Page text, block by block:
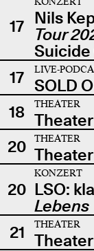
17 Nils
Tour
17
LIVE-
SOLD
18
THEATER
20
THEATER
20
KONZERT
LSO:
Lebens
21
THEATER